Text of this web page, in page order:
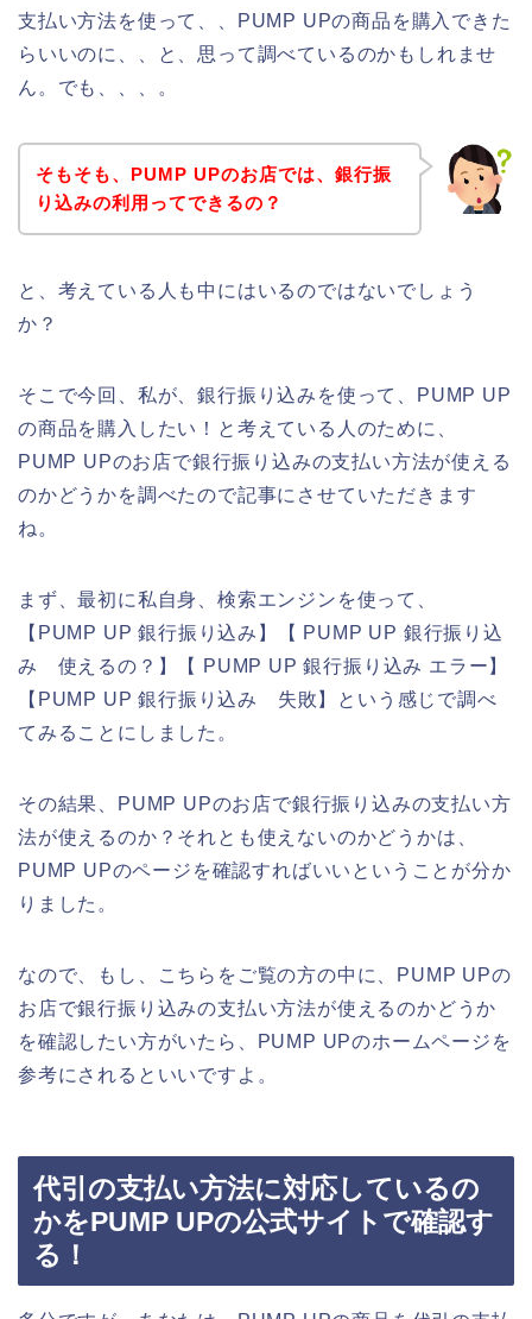
支払い方法を使って、、PUMP UPの商品を購入できた
らいいのに、、と、思って調べているのかもしれませ
ん。でも、、、。
そもそも、PUMP UPのお店では、銀行振
り込みの利用ってできるの？
と、考えている人も中にはいるのではないでしょう
か？
そこで今回、私が、銀行振り込みを使って、PUMP UP
の商品を購入したい！と考えている人のために、
PUMP UPのお店で銀行振り込みの支払い方法が使える
のかどうかを調べたので記事にさせていただきます
ね。
まず、最初に私自身、検索エンジンを使って、
【PUMP UP 銀行振り込み】【 PUMP UP 銀行振り込
み 使えるの？】【 PUMP UP 銀行振り込み エラー】
【PUMP UP 銀行振り込み 失敗】という感じで調べ
てみることにしました。
その結果、PUMP UPのお店で銀行振り込みの支払い方
法が使えるのか？それとも使えないのかどうかは、
PUMP UPのページを確認すればいいということが分か
りました。
なので、もし、こちらをご覧の方の中に、PUMP UPの
お店で銀行振り込みの支払い方法が使えるのかどうか
を確認したい方がいたら、PUMP UPのホームページを
参考にされるといいですよ。
代引の支払い方法に対応しているの
かをPUMP UPの公式サイトで確認す
る！